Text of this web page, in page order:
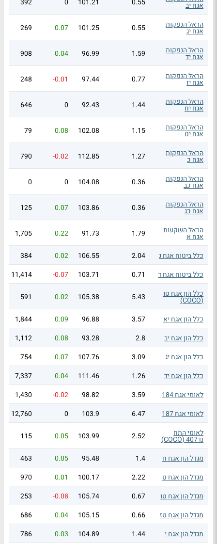
אגח יב 0.55
101.21
0
392
הראל הנפקות
אגח יג 0.55
101.25
0.07
269
הראל הנפקות
אגח יד 1.59
96.99
0.04
908
הראל הנפקות
אגח יז 0.77
97.44
-0.01
248
הראל הנפקות
אגח יח 1.44
92.43
0
646
הראל הנפקות
אגח יט 1.15
102.08
0.08
79
הראל הנפקות
אגח כ 1.27
112.85
-0.02
790
הראל הנפקות
אגח כב 0.36
104.08
0
0
הראל הנפקות
אגח כג 0.36
103.86
0.07
125
הראל השקעות
אגח א 1.79
91.73
0.22
1,705
כלל ביטוח אגח ג 2.04
106.55
0.02
384
כלל ביטוח אגח ד
0.71
103.71
-0.07
11,414
כלל הון אגח טו
(COCO)
5.43
105.38
0.02
591
כלל הון אגח יא 3.57
96.88
0.09
1,844
כלל הון אגח יב
2.8
93.28
0.08
1,112
כלל הון אגח יג
3.09
107.76
0.07
754
כלל הון אגח יד
1.26
111.46
0.04
7,337
לאומי אגח 184
3.59
98.82
-0.02
1,430
לאומי אגח 187
6.47
103.9
0
12,760
לאומי התח
נד407 (COCO) 2.52
103.99
0.05
115
מגדל הון אגח ח 1.4
95.48
0.05
463
מגדל הון אגח ט
2.22
100.17
0.01
970
מגדל הון אגח טו
0.67
105.74
-0.08
253
מגדל הון אגח טז
0.66
105.15
0.04
686
מגדל הון אגח י
1.44
104.89
0.03
786